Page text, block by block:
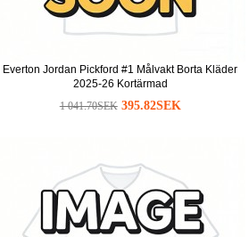
Everton Jordan Pickford #1 Målvakt Borta Kläder
2025-26 Kortärmad
1 041.70SEK 395.82SEK